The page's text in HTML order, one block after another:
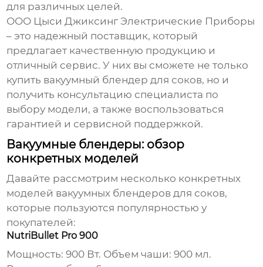
для различных целей.
ООО Цыси Джиксинг Электрические Приборы
– это надежный поставщик, который
предлагает качественную продукцию и
отличный сервис. У них вы сможете не только
купить вакуумный блендер для соков, но и
получить консультацию специалиста по
выбору модели, а также воспользоваться
гарантией и сервисной поддержкой.
Вакуумные блендеры: обзор
конкретных моделей
Давайте рассмотрим несколько конкретных
моделей вакуумных блендеров для соков,
которые пользуются популярностью у
покупателей:
NutriBullet Pro 900
Мощность: 900 Вт. Объем чаши: 900 мл.